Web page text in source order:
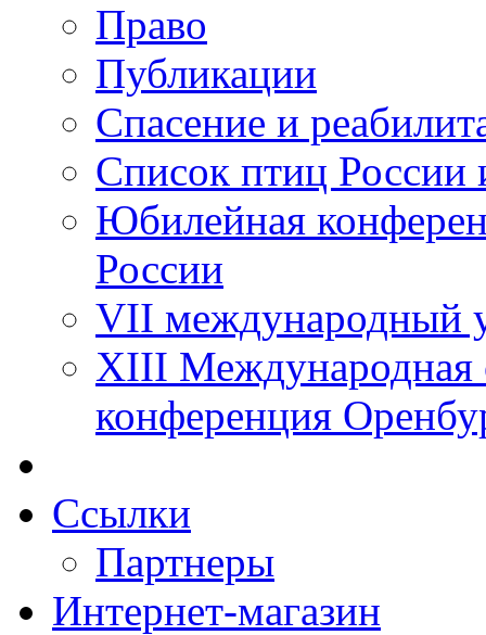
Право
Публикации
Спасение и
Список птиц России
Юбилейная
России
VII международный
XIII Международная
конференция
Ссылки
Партнеры
Интернет-магазин